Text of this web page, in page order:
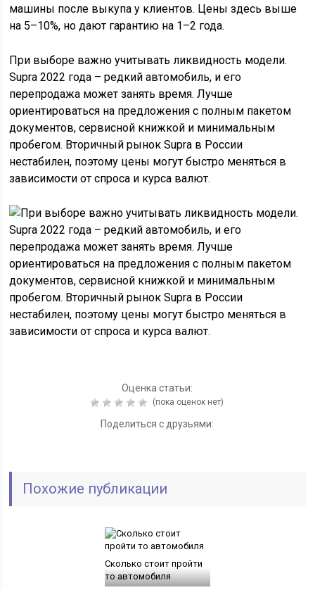
машины после выкупа у клиентов. Цены здесь выше
на 5–10%, но дают гарантию на 1–2 года.
При выборе важно учитывать ликвидность модели.
Supra 2022 года – редкий автомобиль, и его
перепродажа может занять время. Лучше
ориентироваться на предложения с полным пакетом
документов, сервисной книжкой и минимальным
пробегом. Вторичный рынок Supra в России
нестабилен, поэтому цены могут быстро меняться в
зависимости от спроса и курса валют.
Оценка статьи:
(пока оценок нет)
Поделиться с друзьями:
Похожие публикации
Сколько стоит пройти
то автомобиля